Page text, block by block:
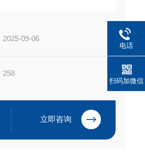
2025-09-06
258
立即咨询
电话
扫码加微信